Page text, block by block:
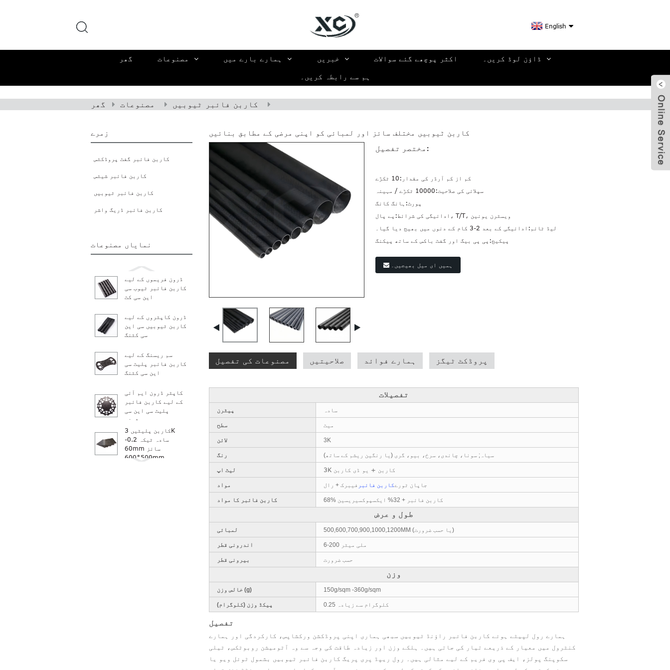
English
گھر مصنوعات ہمارے بارے میں خبریں اکثر پوچھے گئے سوالات ڈاؤن لوڈ کریں۔
ہم سے رابطہ کریں۔
گھر مصنوعات کاربن فائبر ٹیوبیں
زمرے
کاربن فائبر گفٹ پروڈکٹس
کاربن فائبر شیٹس
کاربن فائبر ٹیوبیں
کاربن فائبر ڈریگ واشر
نمایاں مصنوعات
ڈرون فریموں کے لیے
کاربن فائبر ٹیوب سی
این سی کٹ
ڈرون کاپٹروں کے لیے
کاربن ٹیوبیں سی این
سی کٹنگ
سم ریسنگ کے لیے
کاربن فائبر پلیٹ سی
این سی کٹنگ
کاپٹر ڈرون ایم آئی
کے لیے کاربن فائبر
پلیٹ سی این سی
کاربن پلیٹیں 3K
سادہ ٹیکہ 0.2-
60mm سائز
500*600mm
کاربن ٹیوبیں مختلف سائز اور لمبائی کو اپنی مرضی کے مطابق بنائیں
مختصر تفصیل:
کم از کم آرڈر کی مقدار: 10 ٹکڑے
سپلائی کی صلاحیت: 10000 ٹکڑے / مہینہ
پورٹ:
ہانگ کانگ
ادائیگی کی شرائط:
پے پال، T/T، ویسٹرن یونین
لیڈ ٹائم: ادائیگی کے بعد 2-3 کام کے دنوں میں بھیج دیا گیا۔
پیکیج: پی پی بیگ اور گفٹ باکس کے ساتھ پیکنگ
ہمیں ای میل بھیجیں۔
مصنوعات کی تفصیل صلاحیتیں ہمارے فوائد پروڈکٹ ٹیگز
تفصیلات
پیٹرن سادہ
سطح میٹ
لائن 3K
رنگ سیاہ; سونا، چاندی، سرخ، بیو، گری (یا رنگین ریشم کے ساتھ)
لیٹ اپ 3K کاربن + یو ڈی کاربن
مواد جاپان ٹورےکاربن فائبر فیبرک + رال
کاربن فائبر کا مواد 68% کاربن فائبر + 32% ایکسپوکسیریسین
طول و عرض
لمبائی 500,600,700,900,1000,1200MM (یا حسب ضرورت)
اندرونی قطر 6-200 ملی میٹر
بیرونی قطر حسب ضرورت
وزن
خالص وزن (g) 150g/sqm -360g/sqm
پیکڈ وزن (کلوگرام) 0.25 کلوگرام سے زیادہ
تفصیل
ہمارے رول لپیٹے ہوئے کاربن فائبر راؤنڈ ٹیوبیں سبھی ہماری اپنی پروڈکشن ورکشاپس، کارکردگی اور ہمارے
کنٹرول میں معیار کے ذریعے تیار کی جاتی ہیں۔ ہلکے وزن اور زیادہ طاقت کی وجہ سے وہ آٹومیشن روبوٹکس، ٹیلی
سکوپنگ پولز، ایف پی وی فریم کے لیے مثالی ہیں۔ رول ریپڈ پری پریگ کاربن فائبر ٹیوبیں بشمول ٹوئل ویو یا